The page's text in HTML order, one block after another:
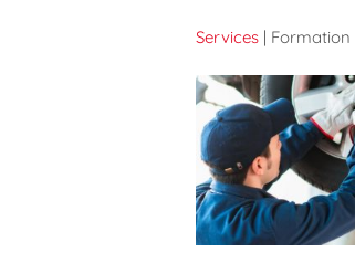
Services | Formation